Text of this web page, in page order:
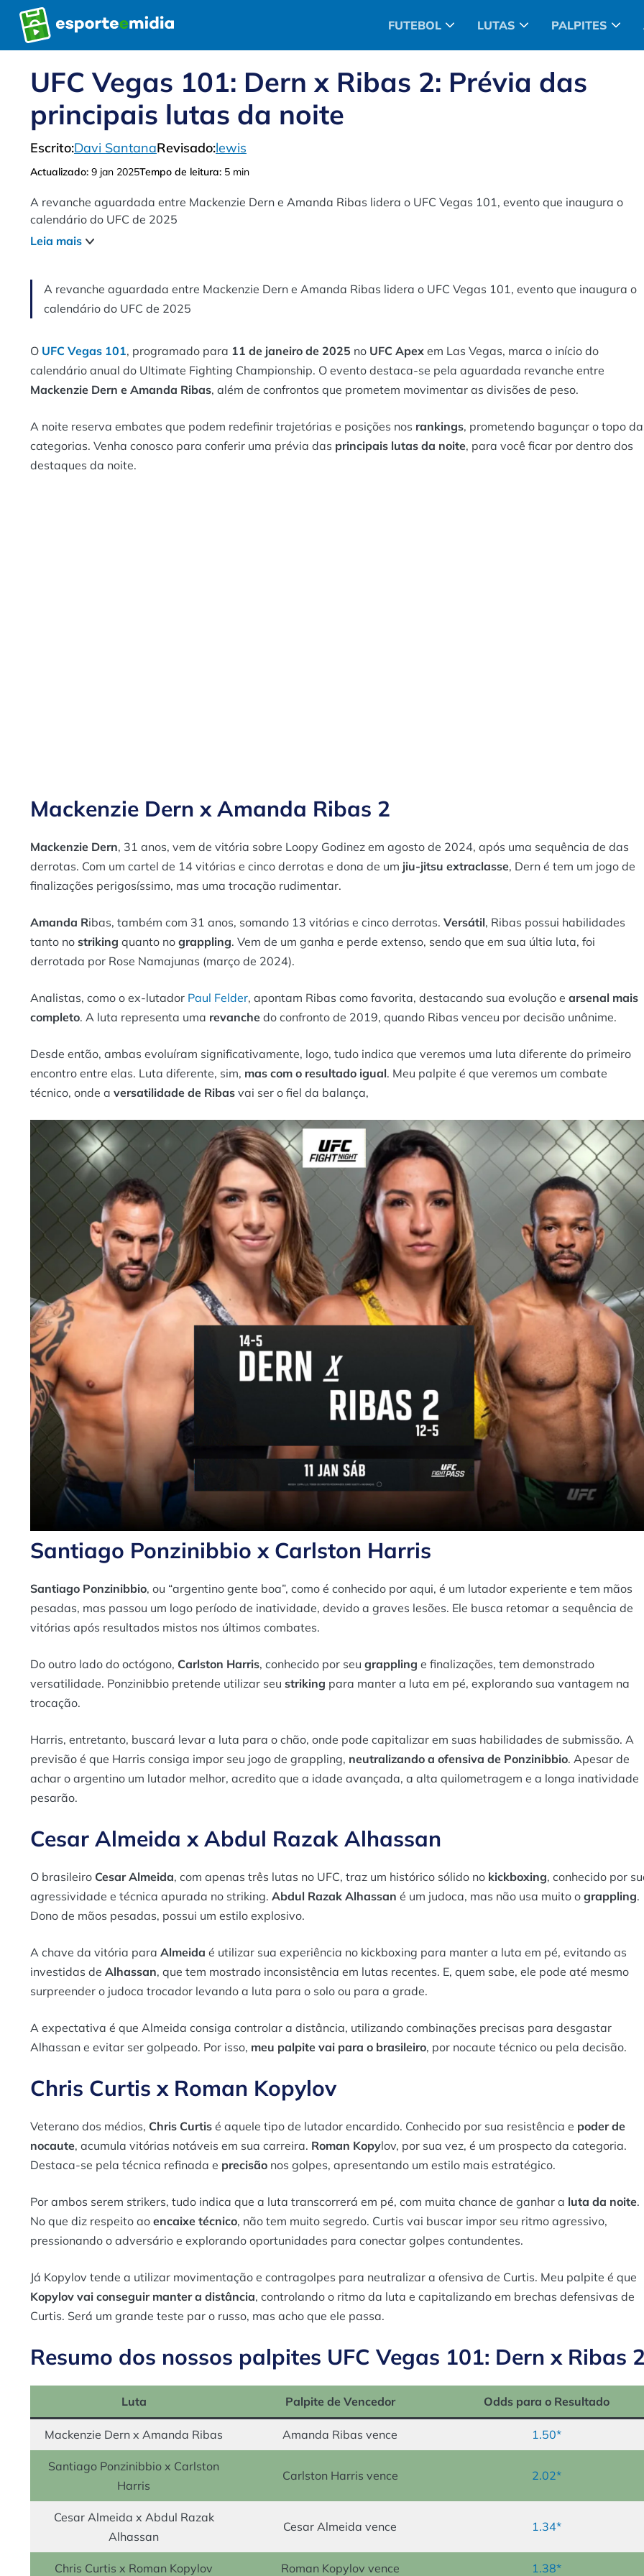
Pular
para
o
FUTEBOL LUTAS PALPITES
UFC Vegas 101: Dern x Ribas 2: Prévia das
principais lutas da noite
Escrito:Davi SantanaRevisado:lewis
Actualizado: 9 jan 2025Tempo de leitura: 5 min
A revanche aguardada entre Mackenzie Dern e Amanda Ribas lidera o UFC Vegas 101, evento que inaugura o
calendário do UFC de 2025
Leia mais
A revanche aguardada entre Mackenzie Dern e Amanda Ribas lidera o UFC Vegas 101, evento que inaugura o
calendário do UFC de 2025
O UFC Vegas 101, programado para 11 de janeiro de 2025 no UFC Apex em Las Vegas, marca o início do
calendário anual do Ultimate Fighting Championship. O evento destaca-se pela aguardada revanche entre
Mackenzie Dern e Amanda Ribas, além de confrontos que prometem movimentar as divisões de peso.
A noite reserva embates que podem redefinir trajetórias e posições nos rankings, prometendo bagunçar o topo
categorias. Venha conosco para conferir uma prévia das principais lutas da noite, para você ficar por dentro dos
destaques da noite.
Mackenzie Dern x Amanda Ribas 2
Mackenzie Dern, 31 anos, vem de vitória sobre Loopy Godinez em agosto de 2024, após uma sequência de das
derrotas. Com um cartel de 14 vitórias e cinco derrotas e dona de um jiu-jitsu extraclasse, Dern é tem um jogo de
finalizações perigosíssimo, mas uma trocação rudimentar.
Amanda Ribas, também com 31 anos, somando 13 vitórias e cinco derrotas. Versátil, Ribas possui habilidades
tanto no striking quanto no grappling. Vem de um ganha e perde extenso, sendo que em sua últia luta, foi
derrotada por Rose Namajunas (março de 2024).
Analistas, como o ex-lutador Paul Felder, apontam Ribas como favorita, destacando sua evolução e arsenal mais
completo. A luta representa uma revanche do confronto de 2019, quando Ribas venceu por decisão unânime.
Desde então, ambas evoluíram significativamente, logo, tudo indica que veremos uma luta diferente do primeiro
encontro entre elas. Luta diferente, sim, mas com o resultado igual. Meu palpite é que veremos um combate
técnico, onde a versatilidade de Ribas vai ser o fiel da balança,
Santiago Ponzinibbio x Carlston Harris
Santiago Ponzinibbio, ou “argentino gente boa”, como é conhecido por aqui, é um lutador experiente e tem mãos
pesadas, mas passou um logo período de inatividade, devido a graves lesões. Ele busca retomar a sequência de
vitórias após resultados mistos nos últimos combates.
Do outro lado do octógono, Carlston Harris, conhecido por seu grappling e finalizações, tem demonstrado
versatilidade. Ponzinibbio pretende utilizar seu striking para manter a luta em pé, explorando sua vantagem na
trocação.
Harris, entretanto, buscará levar a luta para o chão, onde pode capitalizar em suas habilidades de submissão. A
previsão é que Harris consiga impor seu jogo de grappling, neutralizando a ofensiva de Ponzinibbio. Apesar de
achar o argentino um lutador melhor, acredito que a idade avançada, a alta quilometragem e a longa inatividade
pesarão.
Cesar Almeida x Abdul Razak Alhassan
O brasileiro Cesar Almeida, com apenas três lutas no UFC, traz um histórico sólido no kickboxing, conhecido por
agressividade e técnica apurada no striking. Abdul Razak Alhassan é um judoca, mas não usa muito o grappling.
Dono de mãos pesadas, possui um estilo explosivo.
A chave da vitória para Almeida é utilizar sua experiência no kickboxing para manter a luta em pé, evitando as
investidas de Alhassan, que tem mostrado inconsistência em lutas recentes. E, quem sabe, ele pode até mesmo
surpreender o judoca trocador levando a luta para o solo ou para a grade.
A expectativa é que Almeida consiga controlar a distância, utilizando combinações precisas para desgastar
Alhassan e evitar ser golpeado. Por isso, meu palpite vai para o brasileiro, por nocaute técnico ou pela decisão.
Chris Curtis x Roman Kopylov
Veterano dos médios, Chris Curtis é aquele tipo de lutador encardido. Conhecido por sua resistência e poder de
nocaute, acumula vitórias notáveis em sua carreira. Roman Kopylov, por sua vez, é um prospecto da categoria.
Destaca-se pela técnica refinada e precisão nos golpes, apresentando um estilo mais estratégico.
Por ambos serem strikers, tudo indica que a luta transcorrerá em pé, com muita chance de ganhar a luta da noite.
No que diz respeito ao encaixe técnico, não tem muito segredo. Curtis vai buscar impor seu ritmo agressivo,
pressionando o adversário e explorando oportunidades para conectar golpes contundentes.
Já Kopylov tende a utilizar movimentação e contragolpes para neutralizar a ofensiva de Curtis. Meu palpite é que
Kopylov vai conseguir manter a distância, controlando o ritmo da luta e capitalizando em brechas defensivas de
Curtis. Será um grande teste par o russo, mas acho que ele passa.
Resumo dos nossos palpites UFC Vegas 101: Dern x Ribas
Luta Palpite de Vencedor Odds para o Resultado
Mackenzie Dern x Amanda Ribas Amanda Ribas vence 1.50*
Santiago Ponzinibbio x Carlston
Harris
Carlston Harris vence 2.02*
Cesar Almeida x Abdul Razak
Alhassan
Cesar Almeida vence 1.34*
Chris Curtis x Roman Kopylov Roman Kopylov vence 1.38*